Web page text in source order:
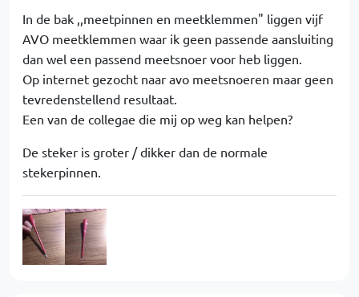
In de bak ,,meetpinnen en meetklemmen" liggen vijf
AVO meetklemmen waar ik geen passende aansluiting
dan wel een passend meetsnoer voor heb liggen.
Op internet gezocht naar avo meetsnoeren maar geen
tevredenstellend resultaat.
Een van de collegae die mij op weg kan helpen?
De steker is groter / dikker dan de normale
stekerpinnen.